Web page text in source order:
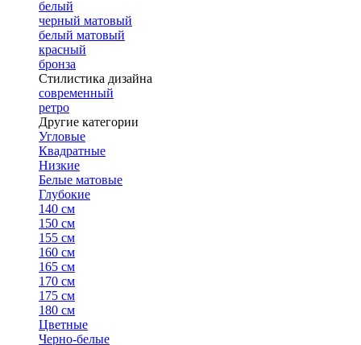
белый
черный матовый
белый матовый
красный
бронза
Стилистика дизайна
современный
ретро
Другие категории
Угловые
Квадратные
Низкие
Белые матовые
Глубокие
140 см
150 см
155 см
160 см
165 см
170 см
175 см
180 см
Цветные
Черно-белые